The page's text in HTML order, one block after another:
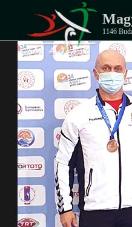
1146